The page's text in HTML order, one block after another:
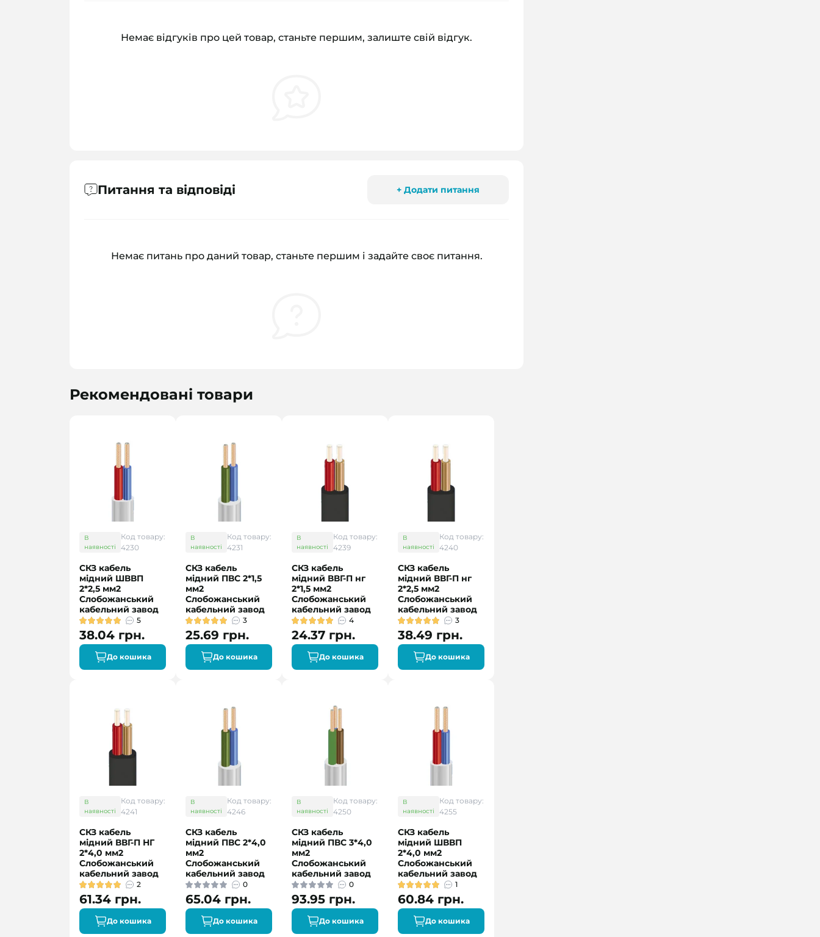
Немає відгуків про цей товар, станьте першим, залиште свій відгук.
Питання та відповіді + Додати питання
Немає питань про даний товар, станьте першим і задайте своє питання.
Рекомендовані товари
В
наявності
Код товару:
4230
СКЗ кабель
мідний ШВВП
2*2,5 мм2
Слобожанський
кабельний завод
5
38.04 грн.
До кошика
В
наявності
Код товару:
4231
СКЗ кабель
мідний ПВС 2*1,5
мм2
Слобожанський
кабельний завод
3
25.69 грн.
До кошика
В
наявності
Код товару:
4239
СКЗ кабель
мідний ВВГ-П нг
2*1,5 мм2
Слобожанський
кабельний завод
4
24.37 грн.
До кошика
В
наявності
Код товару:
4240
СКЗ кабель
мідний ВВГ-П нг
2*2,5 мм2
Слобожанський
кабельний завод
3
38.49 грн.
До кошика
В
наявності
Код товару:
4241
СКЗ кабель
мідний ВВГ-П НГ
2*4,0 мм2
Слобожанський
кабельний завод
2
61.34 грн.
До кошика
В
наявності
Код товару:
4246
СКЗ кабель
мідний ПВС 2*4,0
мм2
Слобожанський
кабельний завод
0
65.04 грн.
До кошика
В
наявності
Код товару:
4250
СКЗ кабель
мідний ПВС 3*4,0
мм2
Слобожанський
кабельний завод
0
93.95 грн.
До кошика
В
наявності
Код товару:
4255
СКЗ кабель
мідний ШВВП
2*4,0 мм2
Слобожанський
кабельний завод
1
60.84 грн.
До кошика